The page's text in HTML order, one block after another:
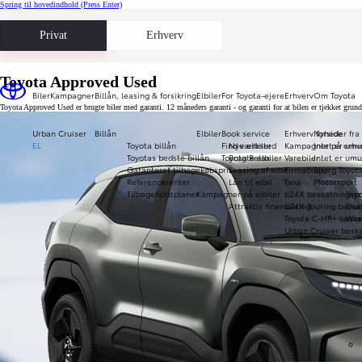
Spring til hovedindhold (Press Enter)
Privat Erhverv
Biler
Urban Cruiser
EL
KampagnerBillån, leasing & forsikring
Billån
Toyota billån
Toyotas bedste billån
Garanteret tilbagekøbspris
Referencerenter
Tilbagefaldsplaner
Elbiler
Elbiler
Nye elbiler
Brugte elbiler
Leasing af elbil
Lån til elbil
Kampagner på elbiler
Attraktiv finansiering
For Toyota-ejere
Book service
Find værksted
Toyota Relax
Erhverv
Erhverv forside
Kampagner på
Varebiler
Firmabiler
Taxa
bZ4X
bZ4X Touring
Toyota C-HR+
Urban Cruiser
Om Toyota
Nyheder fra
Intet er
Intet er
Spørg
Motorsport
Toyota Approved Used
Toyota Approved Used er brugte biler med garanti. 12 måneders garanti - og garanti for at bilen er tjekket